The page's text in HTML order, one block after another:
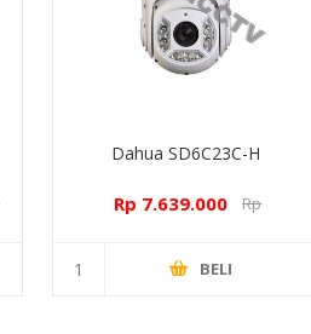
Dahua SD6C23C-H
Rp 7.639.000
Rp
BELI